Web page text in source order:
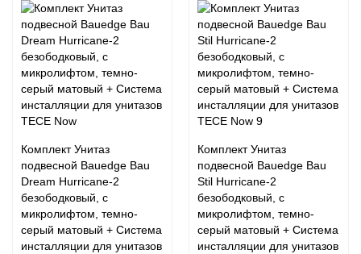
Комплект Унитаз
подвесной Bauedge Bau
Dream Hurricane-2
безободковый, с
микролифтом, темно-
серый матовый + Система
инсталляции для унитазов
Комплект Унитаз
подвесной Bauedge Bau
Stil Hurricane-2
безободковый, с
микролифтом, темно-
серый матовый + Система
инсталляции для унитазов